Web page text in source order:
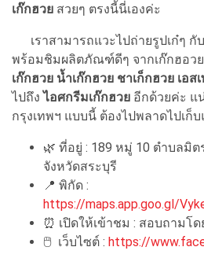
เก๊กฮวย สวยๆ ตรงนี้นี่เองค่ะ
เราสามารถแวะไปถ่ายรูปเก๋ๆ กั
พร้อมชิมผลิตภัณฑ์ดีๆ จากเก๊กฮอว
เก๊กฮวย น้ำเก๊กฮวย ชาเก็กฮวย เอ
ไปถึง ไอศกรีมเก๊กฮวย อีกด้วยค่ะ แ
กรุงเทพฯ แบบนี้ ต้องไปพลาดไปเก็
🌿 ที่อยู่ : 189 หมู่ 10 ตำบลมิ
จังหวัดสระบุรี
📍 พิกัด :
https://maps.app.goo.gl/
⏰ เปิดให้เข้าชม : สอบถามโ
🖱 เว็บไซต์ : https://